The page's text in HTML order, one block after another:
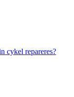
cykel repareres?